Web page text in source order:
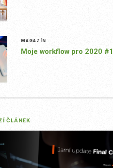
MAGAZÍN
Moje workflow pro 2020 #1
ČLÁNEK